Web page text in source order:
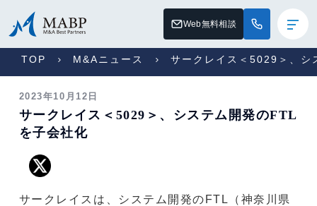
Web無料相談
TOP M&Aニュース サークレイス＜5029＞、
2023年10月12日
サークレイス＜5029＞、システム開発のFTL
を子会社化
サークレイスは、システム開発のFTL（神奈川県